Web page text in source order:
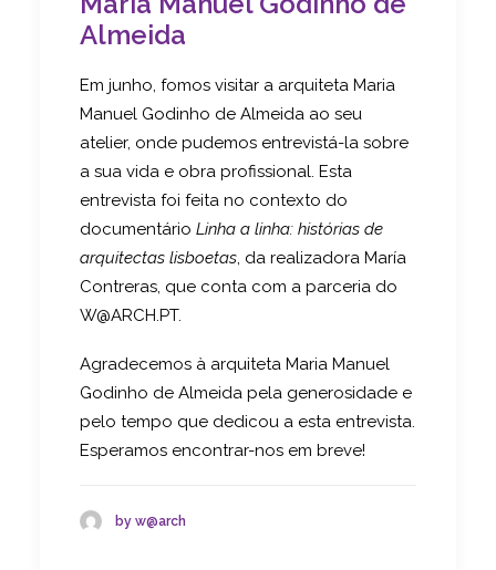
Almeida
Em junho, fomos visitar a arquiteta Maria
Manuel Godinho de Almeida ao seu
atelier, onde pudemos entrevistá-la sobre
a sua vida e obra profissional. Esta
entrevista foi feita no contexto do
documentário Linha a linha: histórias de
arquitectas lisboetas, da realizadora María
Contreras, que conta com a parceria do
W@ARCH.PT.
Agradecemos à arquiteta Maria Manuel
Godinho de Almeida pela generosidade e
pelo tempo que dedicou a esta entrevista.
Esperamos encontrar-nos em breve!
by w@arch